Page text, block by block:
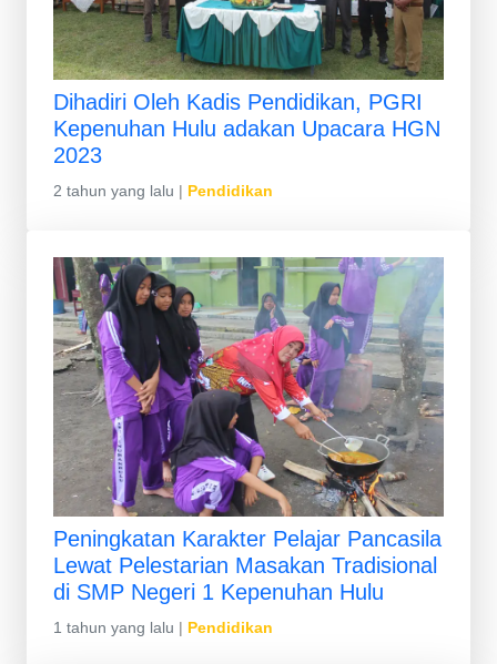
Dihadiri Oleh Kadis Pendidikan, PGRI
Kepenuhan Hulu adakan Upacara HGN
2023
2 tahun yang lalu | Pendidikan
Peningkatan Karakter Pelajar Pancasila
Lewat Pelestarian Masakan Tradisional
di SMP Negeri 1 Kepenuhan Hulu
1 tahun yang lalu | Pendidikan